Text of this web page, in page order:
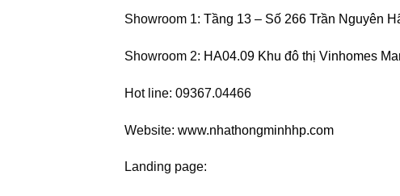
Showroom 1: Tầng 13 – Số 266 Trần Nguyên
Showroom 2: HA04.09 Khu đô thị Vinhomes
Hot line: 09367.04466
Website: www.nhathongminhhp.com
Landing page: